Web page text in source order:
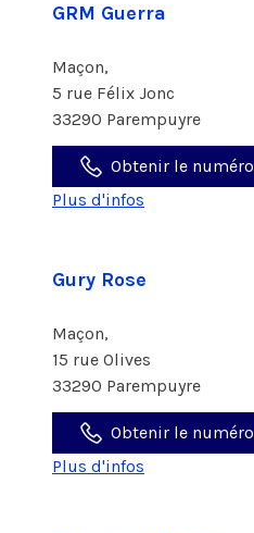
GRM Guerra
Maçon,
5 rue Félix Jonc
33290 Parempuyre
Obtenir le numéro
Plus d'infos
Gury Rose
Maçon,
15 rue Olives
33290 Parempuyre
Obtenir le numéro
Plus d'infos